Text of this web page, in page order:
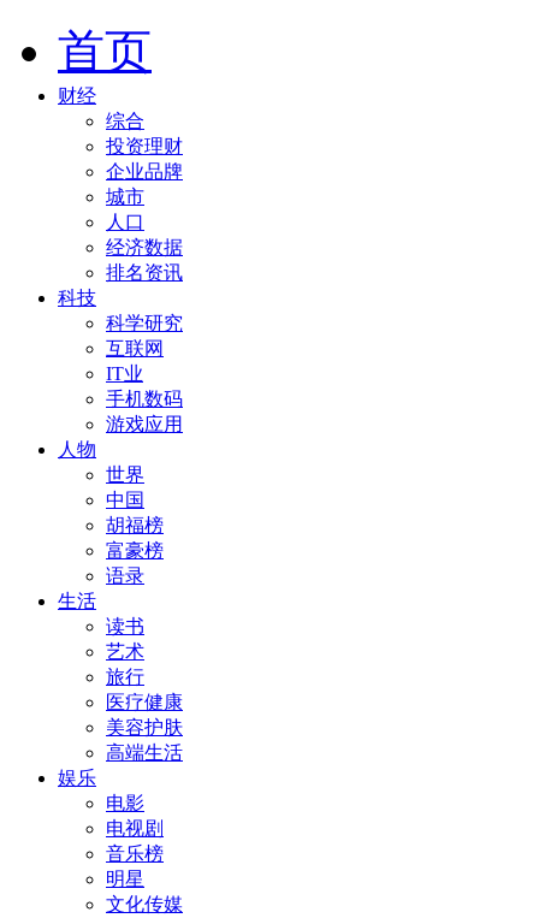
首页
财经
综合
投资理财
企业品牌
城市
人口
经济数据
排名资讯
科技
科学研究
互联网
IT业
手机数码
游戏应用
人物
世界
中国
胡福榜
富豪榜
语录
生活
读书
艺术
旅行
医疗健康
美容护肤
高端生活
娱乐
电影
电视剧
音乐榜
明星
文化传媒